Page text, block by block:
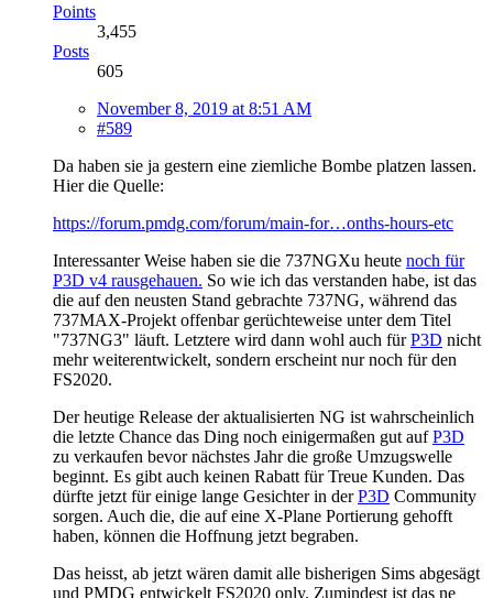
Points
3,455
Posts
605
November 8, 2019 at 8:51 AM
#589
Da haben sie ja gestern eine ziemliche Bombe platzen lassen.
Hier die Quelle:
https://forum.pmdg.com/forum/main-for…onths-hours-etc
Interessanter Weise haben sie die 737NGXu heute noch für
P3D v4 rausgehauen. So wie ich das verstanden habe, ist das
die auf den neusten Stand gebrachte 737NG, während das
737MAX-Projekt offenbar gerüchteweise unter dem Titel
"737NG3" läuft. Letztere wird dann wohl auch fürP3D nicht
mehr weiterentwickelt, sondern erscheint nur noch für den
FS2020.
Der heutige Release der aktualisierten NG ist wahrscheinlich
die letzte Chance das Ding noch einigermaßen gut aufP3D
zu verkaufen bevor nächstes Jahr die große Umzugswelle
beginnt. Es gibt auch keinen Rabatt für Treue Kunden. Das
dürfte jetzt für einige lange Gesichter in derP3D Community
sorgen. Auch die, die auf eine X-Plane Portierung gehofft
haben, können die Hoffnung jetzt begraben.
Das heisst, ab jetzt wären damit alle bisherigen Sims abgesägt
und PMDG entwickelt FS2020 only. Zumindest ist das ne